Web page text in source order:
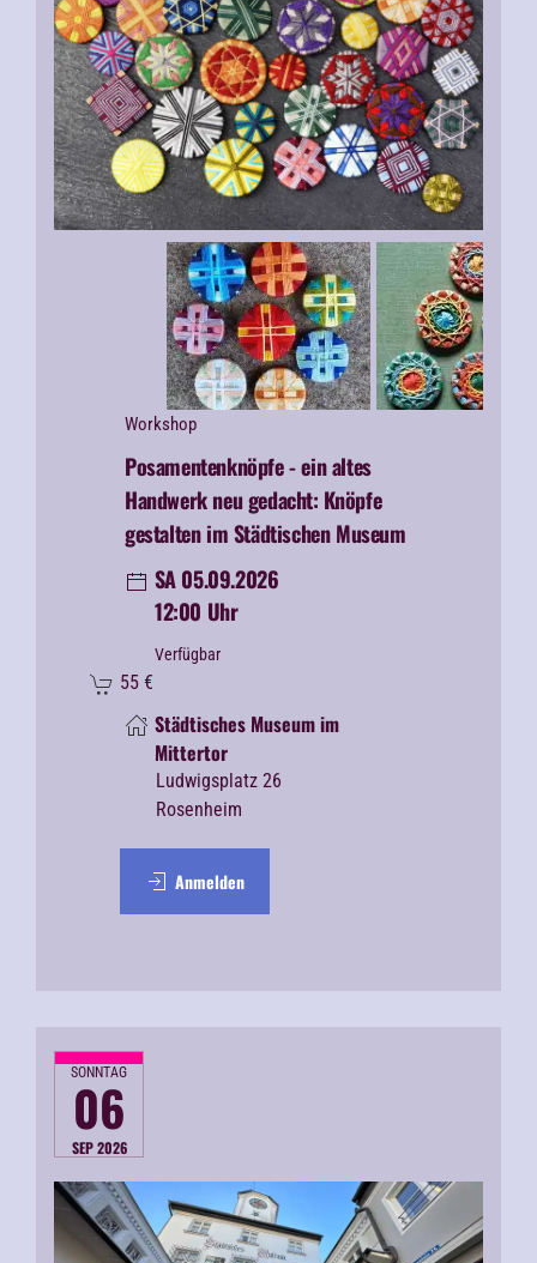
Workshop
Posamentenknöpfe - ein altes
Handwerk neu gedacht: Knöpfe
gestalten im Städtischen Museum
SA 05.09.2026
12:00 Uhr
Verfügbar
55 €
Städtisches Museum im
Mittertor
Ludwigsplatz 26
Rosenheim
Anmelden
SONNTAG
06
SEP 2026